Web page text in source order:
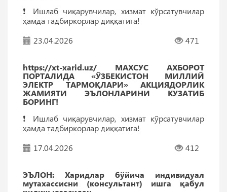
❗️ Ишлаб чиқарувчилар, хизмат кўрсатувчилар
ҳамда тадбиркорлар диққатига!
23.04.2026
471
https://xt-xarid.uz/ МАХСУС АХБОРОТ
ПОРТАЛИДА «ЎЗБЕКИСТОН МИЛЛИЙ
ЭЛЕКТР ТАРМОҚЛАРИ» АКЦИЯДОРЛИК
ЖАМИЯТИ ЭЪЛОНЛАРИНИ КУЗАТИБ
БОРИНГ!
❗️ Ишлаб чиқарувчилар, хизмат кўрсатувчилар
ҳамда тадбиркорлар диққатига!
17.04.2026
412
ЭЪЛОН: Харидлар бўйича индивидуал
мутахассисни (консультант) ишга қабул